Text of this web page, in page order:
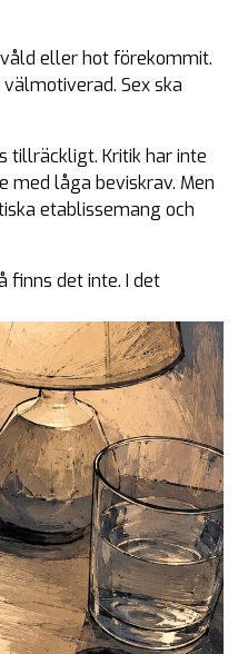
eller hot förekommit.
Sex ska
tillräckligt. Kritik har inte
låga beviskrav. Men
etablissemang och
finns det inte. I det